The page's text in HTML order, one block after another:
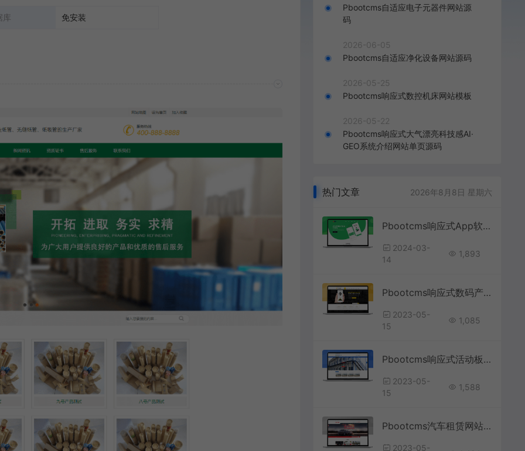
库 免安装
Pbootcms自适应电子元器件网站源
码
2026-06-05
Pbootcms自适应净化设备网站源码
2026-05-25
Pbootcms响应式数控机床网站模板
2026-05-22
Pbootcms响应式大气漂亮科技感AI·
GEO系统介绍网站单页源码
热门文章 2026年8月8日 星期六
Pbootcms响应式App软件开发公司网站模板
2024-03-
14
1,893
Pbootcms响应式数码产品英文网站模板
2023-05-
15
1,085
Pbootcms响应式活动板房网站模板
2023-05-
15
1,588
Pbootcms汽车租赁网站模板
2023-05-